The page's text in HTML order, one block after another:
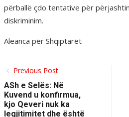
përballë çdo tentative për
diskriminim.
Aleanca për Shqiptarët
Previous Post
ASh e Selës: Në
Kuvend u konfirmua,
kjo Qeveri nuk ka
legjitimitet dhe është